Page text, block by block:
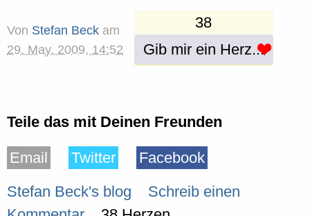
38
Gib mir ein Herz...
Von Stefan Beck am
29. May. 2009, 14:52
Teile das mit Deinen Freunden
Email Twitter
Facebook
Stefan Beck's blog
Schreib einen